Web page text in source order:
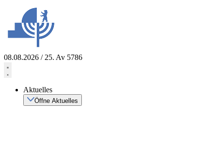
springen
08.08.2026 / 25. Av 5786
Aktuelles
Öffne Aktuelles